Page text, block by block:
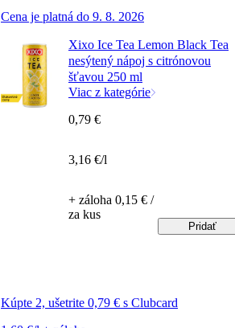
Cena je platná do 9. 8. 2026
Xixo Ice Tea Lemon Black Tea
nesýtený nápoj s citrónovou
šťavou 250 ml
Viac z kategórie
Kúpte 2, ušetrite 0,79 € s Clubcard
0,79 €
3,16 €/l
+ záloha 0,15 € /
za kus
Pridať